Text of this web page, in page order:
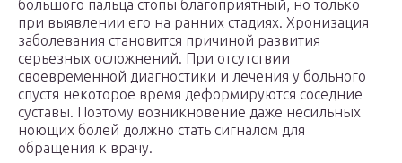
большого пальца стопы благоприятный, но только
при выявлении его на ранних стадиях. Хронизация
заболевания становится причиной развития
серьезных осложнений. При отсутствии
своевременной диагностики и лечения у больного
спустя некоторое время деформируются соседние
суставы. Поэтому возникновение даже несильных
ноющих болей должно стать сигналом для
обращения к врачу.